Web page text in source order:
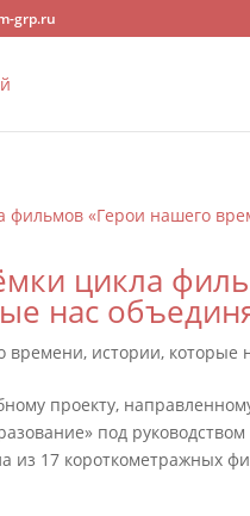
grp.ru
цикла
нас
времени, истории, которые
проекту,
под
из 17 короткометражных